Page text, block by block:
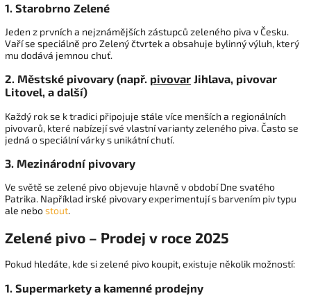
1. Starobrno Zelené
Jeden z prvních a nejznámějších zástupců zeleného piva v Česku.
Vaří se speciálně pro Zelený čtvrtek a obsahuje bylinný výluh, který
mu dodává jemnou chuť.
2. Městské pivovary (např. pivovar Jihlava, pivovar
Litovel, a další)
Každý rok se k tradici připojuje stále více menších a regionálních
pivovarů, které nabízejí své vlastní varianty zeleného piva. Často se
jedná o speciální várky s unikátní chutí.
3. Mezinárodní pivovary
Ve světě se zelené pivo objevuje hlavně v období Dne svatého
Patrika. Například irské pivovary experimentují s barvením piv typu
ale nebostout.
Zelené pivo – Prodej v roce 2025
Pokud hledáte, kde si zelené pivo koupit, existuje několik možností:
1. Supermarkety a kamenné prodejny